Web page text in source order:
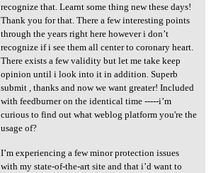
recognize that. Learnt some thing new these days!
Thank you for that. There a few interesting points
through the years right here however i don’t
recognize if i see them all center to coronary heart.
There exists a few validity but let me take keep
opinion until i look into it in addition. Superb
submit , thanks and now we want greater! Included
with feedburner on the identical time -----i’m
curious to find out what weblog platform you're the
usage of?
I’m experiencing a few minor protection issues
with my state-of-the-art site and that i’d want to